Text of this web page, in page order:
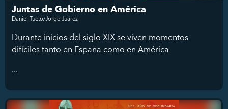
Juntas de Gobierno en América
Daniel Tucto/Jorge Juárez
Durante inicios del siglo XIX se viven momentos
difíciles tanto en España como en América
...